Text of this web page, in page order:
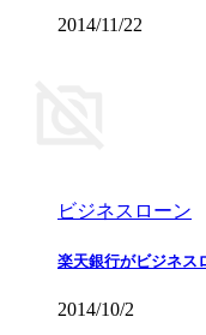
2014/11/22
ビジネスローン
楽天銀行がビジネス
2014/10/2